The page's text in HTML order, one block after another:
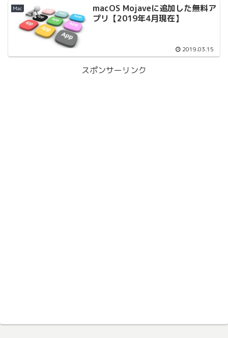
Mac
macOS Mojaveに追加した無料ア
プリ【2019年4月現在】
2019.03.15
スポンサーリンク